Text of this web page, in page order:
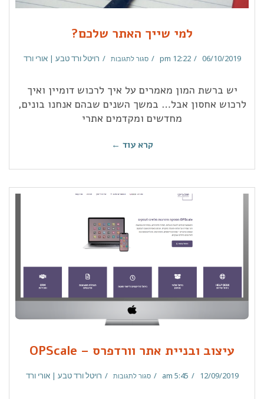
למי שייך האתר שלכם?
06/10/2019
12:22 pm סגור לתגובות רויטל ורד טבע | אורי ורד
יש ברשת המון מאמרים על איך לרכוש דומיין ואיך
לרכוש אחסון אבל… במשך השנים שבהם אנחנו בונים,
מחדשים ומקדמים אתרי
קרא עוד ←
עיצוב ובניית אתר וורדפרס – OPScale
12/09/2019
5:45 am סגור לתגובות רויטל ורד טבע | אורי ורד